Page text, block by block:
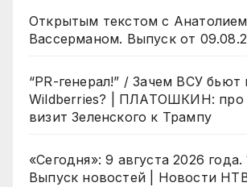
Открытым текстом с Анатолием
Вассерманом. Выпуск от
“PR-генерал!” / Зачем ВСУ бьют
Wildberries? | ПЛАТОШКИН: про
визит Зеленского к Трампу
«Сегодня»: 9 августа 2026 года.
Выпуск новостей | Новости